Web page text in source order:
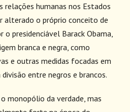
relações humanas nos Estados
alterado o próprio conceito de
o presidenciável Barack Obama,
branca e negra, como
e outras medidas focadas em
entre negros e brancos.
monopólio da verdade, mas